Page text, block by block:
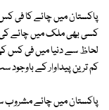
پاکستان میں چائے کا فی
کسی بھی ملک میں چائے
کم ترین پیداوار کے
پاکستان میں چائے مشروب